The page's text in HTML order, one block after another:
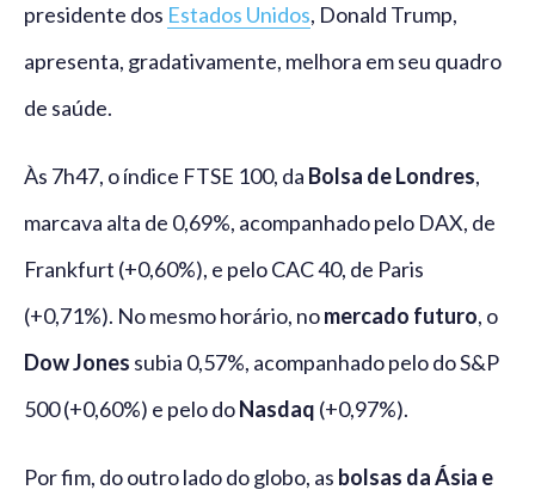
presidente dos Estados Unidos, Donald Trump,
apresenta, gradativamente, melhora em seu quadro
de saúde.
Às 7h47, o índice FTSE 100, da Bolsa de Londres,
marcava alta de 0,69%, acompanhado pelo DAX, de
Frankfurt (+0,60%), e pelo CAC 40, de Paris
(+0,71%). No mesmo horário, nomercado futuro, o
Dow Jones subia 0,57%, acompanhado pelo do S&P
500 (+0,60%) e pelo doNasdaq (+0,97%).
Por fim, do outro lado do globo, as bolsas da Ásia e